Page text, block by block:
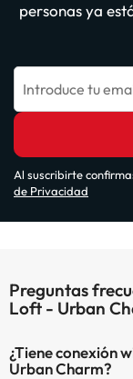
personas ya
Introduce tu
Al suscribirte
de Privacidad
Preguntas
Loft - Urban
¿Tiene conexión
Urban Charm?